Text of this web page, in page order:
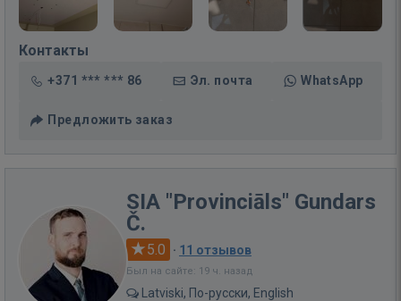
Контакты
+371 *** *** 86 Эл. почта WhatsApp
Предложить заказ
SIA "Provinciāls" Gundars
Č.
5.0 · 11 отзывов
Был на сайте: 19 ч. назад
Latviski, По-русски, English